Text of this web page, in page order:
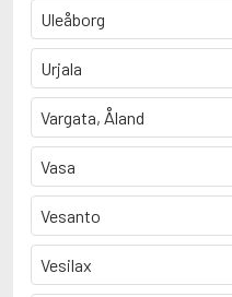
Uleåborg
Urjala
Vargata, Åland
Vasa
Vesanto
Vesilax